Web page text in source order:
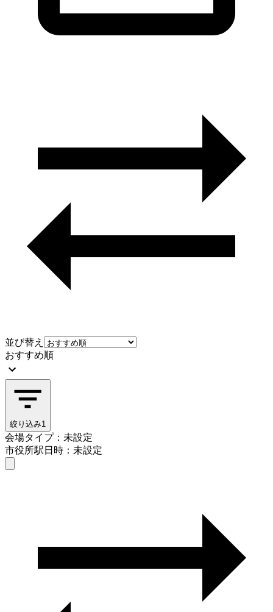
並び替え
おすすめ順
絞り込み1
会場タイプ：未設定
市役所駅日時：未設定